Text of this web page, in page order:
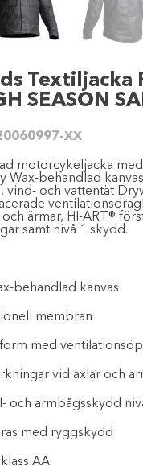
Textiljacka
SEASON
XX
motorcykeljacka
Wax-behandlad
vind- och vattentät
ärmar, HI-ART®
samt nivå 1 skydd.
behandlad kanvas
membran
med
vid axlar och
och armbågsskydd
med ryggskydd
AA